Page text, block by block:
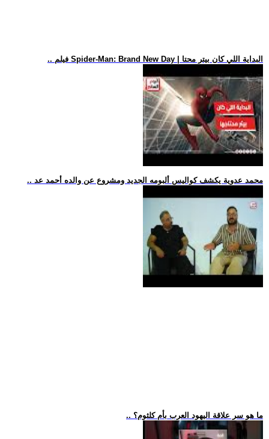
.. فيلم Spider-Man: Brand New Day | البداية اللي كان بيتر محتا
.. محمد عدوية يكشف كواليس ألبومه الجديد ومشروع عن والده أحمد عد
.. ما هو سر علاقة اليهود العرب بأم كلثوم؟